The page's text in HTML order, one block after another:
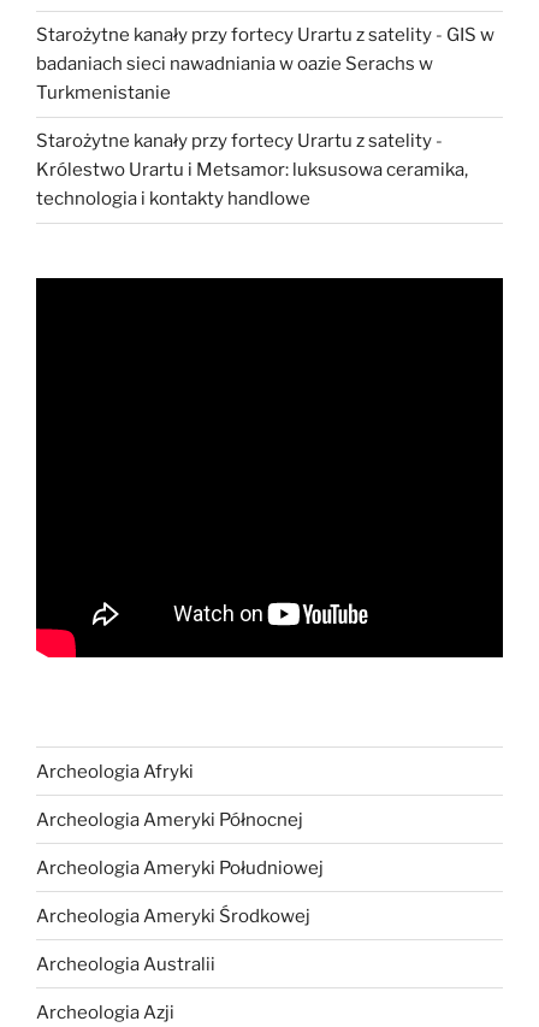
Starożytne kanały przy fortecy Urartu z satelity - GIS w
badaniach sieci nawadniania w oazie Serachs w
Turkmenistanie
Starożytne kanały przy fortecy Urartu z satelity -
Królestwo Urartu i Metsamor: luksusowa ceramika,
technologia i kontakty handlowe
Archeologia Afryki
Archeologia Ameryki Północnej
Archeologia Ameryki Południowej
Archeologia Ameryki Środkowej
Archeologia Australii
Archeologia Azji